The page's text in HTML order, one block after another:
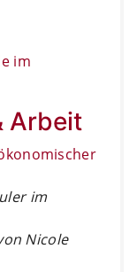
im
Arbeit
im
Nicole